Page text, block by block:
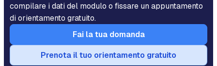
compilare i dati del modulo o fissare un appuntamento
di orientamento gratuito.
Fai la tua domanda
Prenota il tuo orientamento gratuito